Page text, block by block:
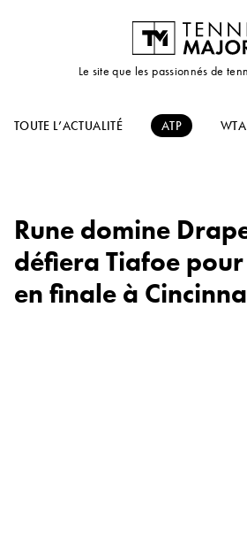
Le site que les passionnés de
TOUTE L’ACTUALITÉ ATP WTA
Rune domine
défiera Tiafoe
en finale à